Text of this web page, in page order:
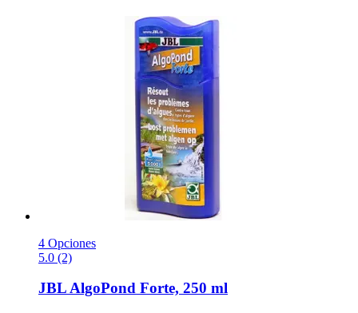
4 Opciones
5.0 (2)
JBLAlgoPond Forte, 250 ml